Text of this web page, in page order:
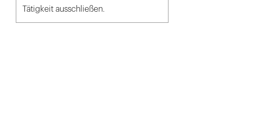
Tätigkeit ausschließen.